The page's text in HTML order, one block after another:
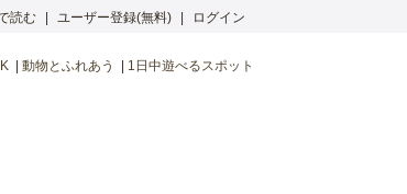
読む ユーザー登録(無料) ログイン
動物とふれあう 1日中遊べるスポット